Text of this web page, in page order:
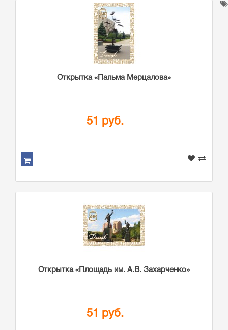
Открытка «Пальма Мерцалова»
51 руб.
Открытка «Площадь им. А.В. Захарченко»
51 руб.